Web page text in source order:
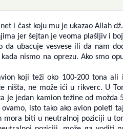
i čast koju mu je ukazao Allah
jer šejtan je veoma plašljiv i
da ubacuje vesvese ili da nam
nismo na oprezu. Ako smo
koji teži oko 100-200 tona
ništa, ne može ići u rikverc. U
jedan kamion težine od možda
isto tako ako avion poleti
biti u neutralnoj poziciji u